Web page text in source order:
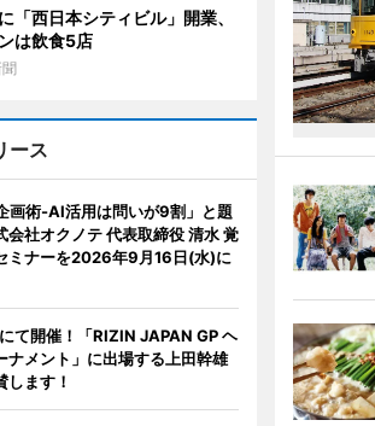
「西日本シティビル」開業、
は飲食5店
ース
画術-AI活用は問いが9割」と題
会社オクノテ 代表取締役 清水 覚
ミナーを2026年9月16日(水)に
て開催！「RIZIN JAPAN GP ヘ
ナメント」に出場する上田幹雄
します！